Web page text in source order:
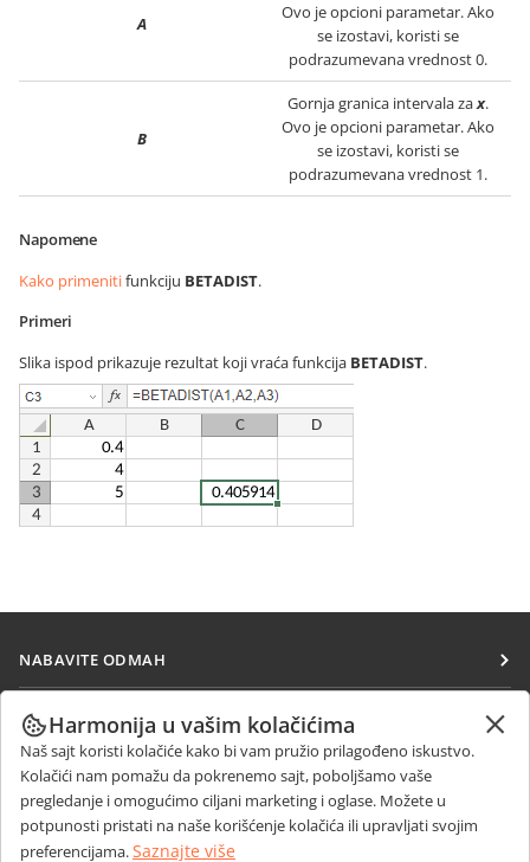
A
Ovo je opcioni parametar. Ako
se izostavi, koristi se
podrazumevana vrednost 0.
B
Gornja granica intervala zax.
Ovo je opcioni parametar. Ako
se izostavi, koristi se
podrazumevana vrednost 1.
Napomene
Kako primenitifunkciju BETADIST.
Primeri
Slika ispod prikazuje rezultat koji vraća funkcija BETADIST.
NABAVITE ODMAH
Docs
DocSpace
Workspace
Konektori
SARAĐUJTE
Za doprinosioce
Za prevodioce
Za influensere
PRIMAJTE VESTI
Blog
DOBIJTE POMOĆ
Harmonija u vašim kolačićima
Naš sajt koristi kolačiće kako bi vam pružio prilagođeno iskustvo.
Kolačići nam pomažu da pokrenemo sajt, poboljšamo vaše
pregledanje i omogućimo ciljani marketing i oglase. Možete u
potpunosti pristati na naše korišćenje kolačića ili upravljati svojim
preferencijama.Saznajte više